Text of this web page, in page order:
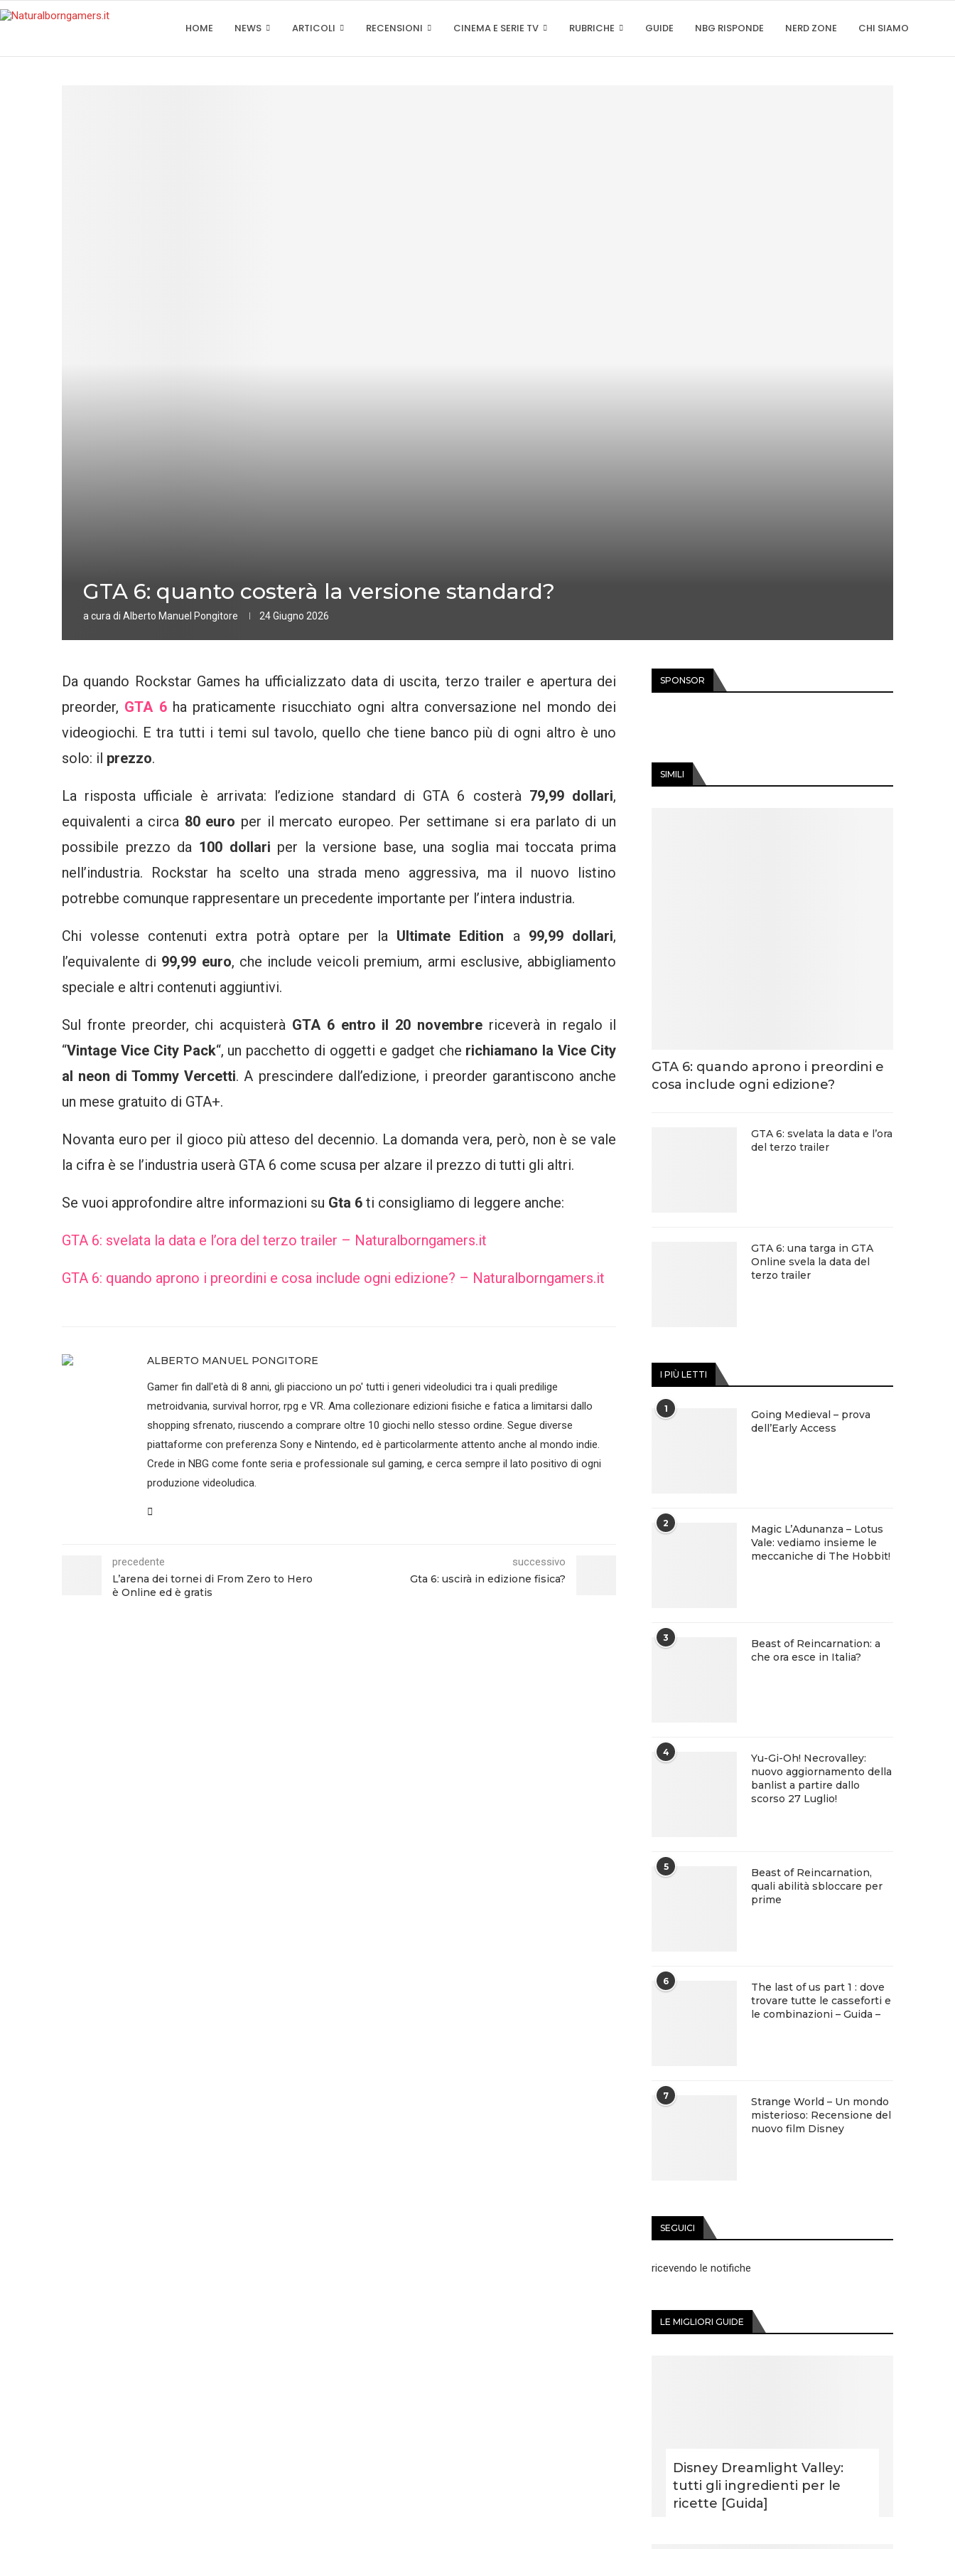
HOME NEWS ARTICOLI RECENSIONI CINEMA E SERIE TV RUBRICHE GUIDE NBG RISPONDE NERD ZONE CHI SIAMO
GTA 6: quanto costerà la versione standard?
a cura di Alberto Manuel Pongitore 24 Giugno 2026
Da quando Rockstar Games ha ufficializzato data di uscita, terzo trailer e apertura dei
preorder, GTA 6ha praticamente risucchiato ogni altra conversazione nel mondo dei
videogiochi. E tra tutti i temi sul tavolo, quello che tiene banco più di ogni altro è uno
solo: il prezzo.
La risposta ufficiale è arrivata: l’edizione standard di GTA 6 costerà 79,99 dollari,
equivalenti a circa 80 euro per il mercato europeo. Per settimane si era parlato di un
possibile prezzo da 100 dollari per la versione base, una soglia mai toccata prima
nell’industria. Rockstar ha scelto una strada meno aggressiva, ma il nuovo listino
potrebbe comunque rappresentare un precedente importante per l’intera industria.
Chi volesse contenuti extra potrà optare per la Ultimate Edition a 99,99 dollari,
l’equivalente di 99,99 euro, che include veicoli premium, armi esclusive, abbigliamento
speciale e altri contenuti aggiuntivi.
Sul fronte preorder, chi acquisterà GTA 6 entro il 20 novembrericeverà in regalo il
“Vintage Vice City Pack“, un pacchetto di oggetti e gadget che richiamano la Vice City
al neon di Tommy Vercetti. A prescindere dall’edizione, i preorder garantiscono anche
un mese gratuito di GTA+.
Novanta euro per il gioco più atteso del decennio. La domanda vera, però, non è se vale
la cifra è se l’industria userà GTA 6 come scusa per alzare il prezzo di tutti gli altri.
Se vuoi approfondire altre informazioni su Gta 6 ti consigliamo di leggere anche:
GTA 6: svelata la data e l’ora del terzo trailer – Naturalborngamers.it
GTA 6: quando aprono i preordini e cosa include ogni edizione? – Naturalborngamers.it
ALBERTO MANUEL PONGITORE
Gamer fin dall'età di 8 anni, gli piacciono un po' tutti i generi videoludici tra i quali predilige
metroidvania, survival horror, rpg e VR. Ama collezionare edizioni fisiche e fatica a limitarsi dallo
shopping sfrenato, riuscendo a comprare oltre 10 giochi nello stesso ordine. Segue diverse
piattaforme con preferenza Sony e Nintendo, ed è particolarmente attento anche al mondo indie.
Crede in NBG come fonte seria e professionale sul gaming, e cerca sempre il lato positivo di ogni
produzione videoludica.
precedente
L’arena dei tornei di From Zero to Hero
è Online ed è gratis
successivo
Gta 6: uscirà in edizione fisica?
SPONSOR
SIMILI
GTA 6: quando aprono i preordini e
cosa include ogni edizione?
GTA 6: svelata la data e l’ora
del terzo trailer
GTA 6: una targa in GTA
Online svela la data del
terzo trailer
I PIÙ LETTI
1
Going Medieval – prova
dell’Early Access
2
Magic L’Adunanza – Lotus
Vale: vediamo insieme le
meccaniche di The Hobbit!
3
Beast of Reincarnation: a
che ora esce in Italia?
4
Yu-Gi-Oh! Necrovalley:
nuovo aggiornamento della
banlist a partire dallo
scorso 27 Luglio!
5
Beast of Reincarnation,
quali abilità sbloccare per
prime
6
The last of us part 1 : dove
trovare tutte le casseforti e
le combinazioni – Guida –
7
Strange World – Un mondo
misterioso: Recensione del
nuovo film Disney
SEGUICI
ricevendo le notifiche
LE MIGLIORI GUIDE
Disney Dreamlight Valley:
tutti gli ingredienti per le
ricette [Guida]